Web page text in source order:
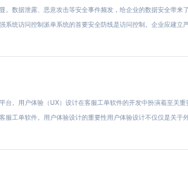
数据泄露、恶意攻击等安全事件频发，给企业的数据安全带来
统访问控制派单系统的首要安全防线是访问控制。企业应建立
。用户体验（UX）设计在客服工单软件的开发中扮演着至关重
工单软件。用户体验设计的重要性用户体验设计不仅仅是关于